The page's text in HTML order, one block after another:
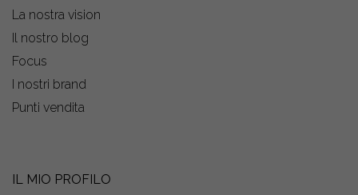
La nostra vision
Il nostro blog
Focus
I nostri brand
Punti vendita
IL MIO PROFILO